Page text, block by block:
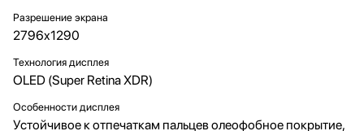
Разрешение экрана
2796x1290
Технология дисплея
OLED (Super Retina XDR)
Особенности дисплея
Устойчивое к отпечаткам пальцев олеофобное покрытие,